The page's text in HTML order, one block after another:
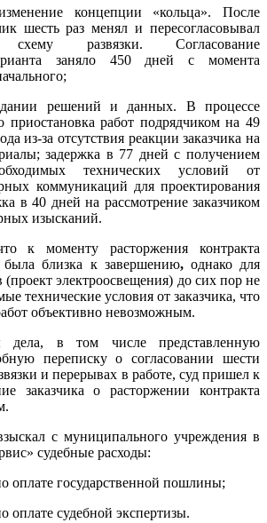
концепции «кольца». После
шесть раз менял и пересогласовывал
схему развязки. Согласование
заняло 450 дней с момента
решений и данных. В процессе
приостановка работ подрядчиком на 49
из-за отсутствия реакции заказчика на
задержка в 77 дней с получением
технических условий от
коммуникаций для проектирования
в 40 дней на рассмотрение заказчиком
изысканий.
к моменту расторжения контракта
была близка к завершению,однако для
электроосвещения) до сих пор не
технические условия от заказчика, что
объективно невозможным.
дела, в том числе представленную
переписку о согласовании шести
и перерывах в работе, суд пришел к
заказчика о расторжении контракта
с муниципального учреждения в
судебные расходы:
оплате государственной пошлины;
оплате судебной экспертизы.